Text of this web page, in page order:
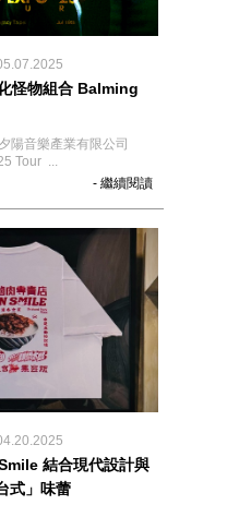
怪物組合 Balming
陽音樂產業有限公司
Tour ...
- 繼續閱讀
結合現代設計與
式」味蕾